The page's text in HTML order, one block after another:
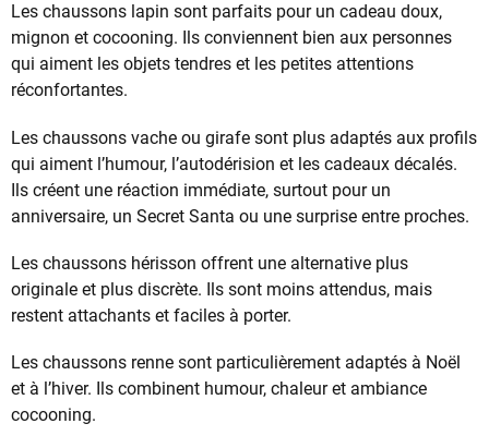
Les chaussons lapin sont parfaits pour un cadeau doux,
mignon et cocooning. Ils conviennent bien aux personnes
qui aiment les objets tendres et les petites attentions
réconfortantes.
Les chaussons vache ou girafe sont plus adaptés aux profils
qui aiment l’humour, l’autodérision et les cadeaux décalés.
Ils créent une réaction immédiate, surtout pour un
anniversaire, un Secret Santa ou une surprise entre proches.
Les chaussons hérisson offrent une alternative plus
originale et plus discrète. Ils sont moins attendus, mais
restent attachants et faciles à porter.
Les chaussons renne sont particulièrement adaptés à Noël
et à l’hiver. Ils combinent humour, chaleur et ambiance
cocooning.